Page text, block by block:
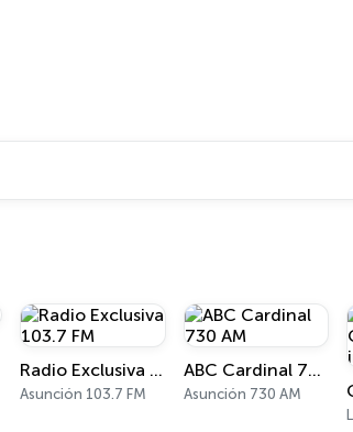
Radio Exclusiva 103.7 FM
Asunción 103.7 FM
ABC Cardinal 730 AM
Asunción 730 AM